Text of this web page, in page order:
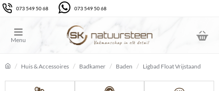
073 549 50 68 073 549 50 68
Huis & Accessoires Badkamer Baden Ligbad Float Vrijstaand